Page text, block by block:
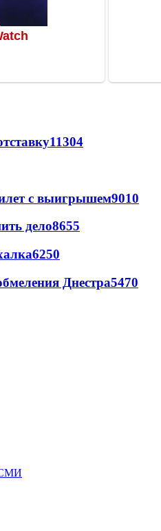
11304
с выигрышем9010
дело8655
6250
Днестра5470